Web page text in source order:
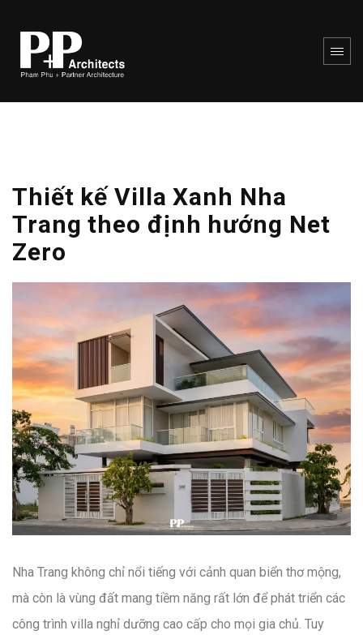
Thiết kế Villa Xanh Nha
Trang theo định hướng Net
Zero
Nha Trang không chỉ nổi tiếng với cảnh quan biển thơ mộng,
mà còn là vùng đất mang tiềm năng rất lớn để phát triển các
công trình villa nghỉ dưỡng cao cấp cho mọi gia chủ. Tuy